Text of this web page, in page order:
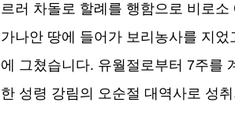
르러 차돌로 할례를 행함으로 비로
가나안 땅에 들어가 보리농사를 지었
에 그쳤습니다. 유월절로부터 7주를
한 성령 강림의 오순절 대역사로 성